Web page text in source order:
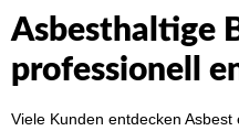
Asbesthaltige
professionell
Viele Kunden entdecken